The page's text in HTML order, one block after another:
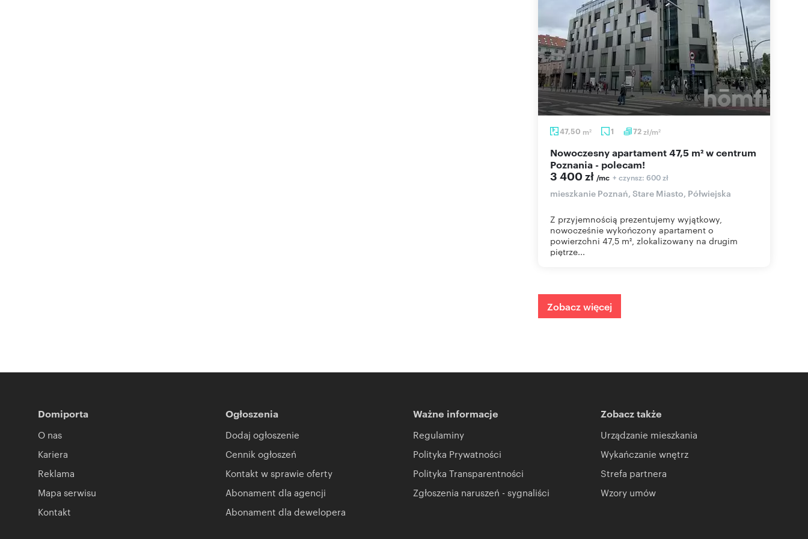
47,50 m2 1 72zł/m2
Nowoczesny apartament 47,5 m² w centrum
Poznania - polecam!
3 400 zł /mc + czynsz: 600 zł
mieszkanie Poznań, Stare Miasto, Półwiejska
Z przyjemnością prezentujemy wyjątkowy,
nowocześnie wykończony apartament o
powierzchni 47,5 m², zlokalizowany na drugim
piętrze...
Zobacz więcej
Domiporta
O nas
Kariera
Reklama
Mapa serwisu
Kontakt
Ogłoszenia
Dodaj ogłoszenie
Cennik ogłoszeń
Kontakt w sprawie oferty
Abonament dla agencji
Abonament dla dewelopera
Ważne informacje
Regulaminy
Polityka Prywatności
Polityka Transparentności
Zgłoszenia naruszeń - sygnaliści
Zobacz także
Urządzanie mieszkania
Wykańczanie wnętrz
Strefa partnera
Wzory umów